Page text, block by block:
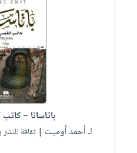
باتاسانا –
لـ أحمد أوميت | ثقافة